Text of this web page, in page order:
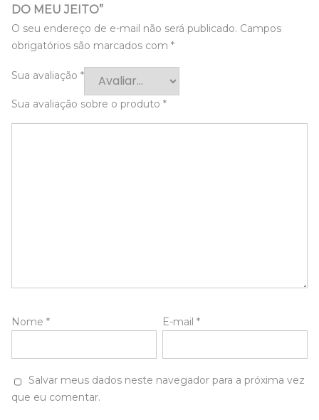
DO MEU JEITO”
O seu endereço de e-mail não será publicado. Campos
obrigatórios são marcados com *
Sua avaliação *
Sua avaliação sobre o produto *
Nome * E-mail*
Salvar meus dados neste navegador para a próxima vez
que eu comentar.